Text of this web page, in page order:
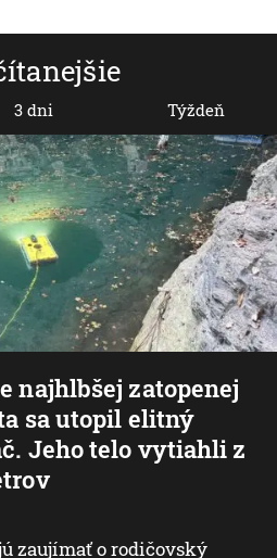
najhlbšej zatopenej
sa utopil elitný
Jeho telo vytiahli z
zaujímať o rodičovský
3 dni Týždeň